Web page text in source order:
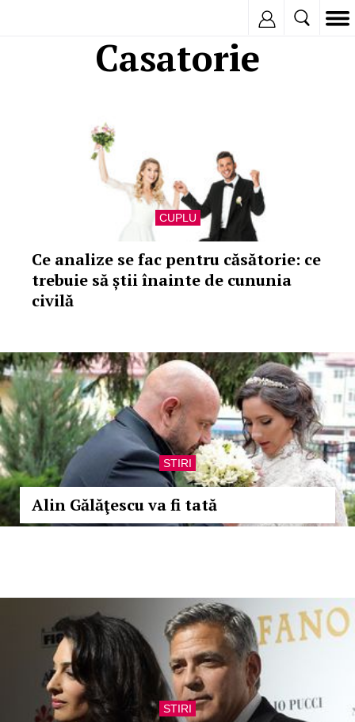
Casatorie
CUPLU
Ce analize se fac pentru căsătorie: ce
trebuie să știi înainte de cununia
civilă
STIRI
Alin Gălăţescu va fi tată
STIRI